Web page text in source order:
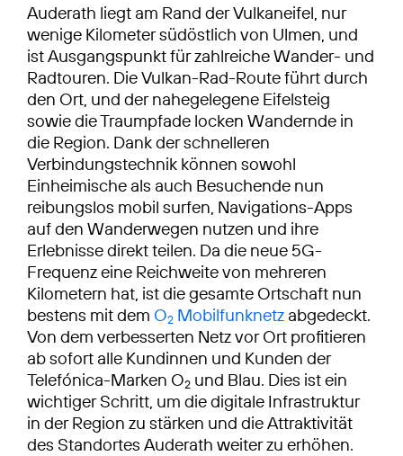
Auderath liegt am Rand der Vulkaneifel, nur
wenige Kilometer südöstlich von Ulmen, und
ist Ausgangspunkt für zahlreiche Wander- und
Radtouren. Die Vulkan-Rad-Route führt durch
den Ort, und der nahegelegene Eifelsteig
sowie die Traumpfade locken Wandernde in
die Region. Dank der schnelleren
Verbindungstechnik können sowohl
Einheimische als auch Besuchende nun
reibungslos mobil surfen, Navigations-Apps
auf den Wanderwegen nutzen und ihre
Erlebnisse direkt teilen. Da die neue 5G-
Frequenz eine Reichweite von mehreren
Kilometern hat, ist die gesamte Ortschaft nun
bestens mit dem O2 Mobilfunknetz abgedeckt.
Von dem verbesserten Netz vor Ort profitieren
ab sofort alle Kundinnen und Kunden der
Telefónica-Marken O2 und Blau. Dies ist ein
wichtiger Schritt, um die digitale Infrastruktur
in der Region zu stärken und die Attraktivität
des Standortes Auderath weiter zu erhöhen.